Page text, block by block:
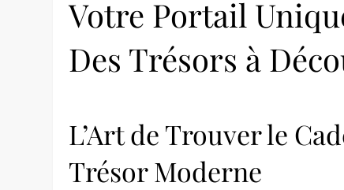
Votre Portail
Des Trésors à
L’Art de Trouver le
Trésor Moderne